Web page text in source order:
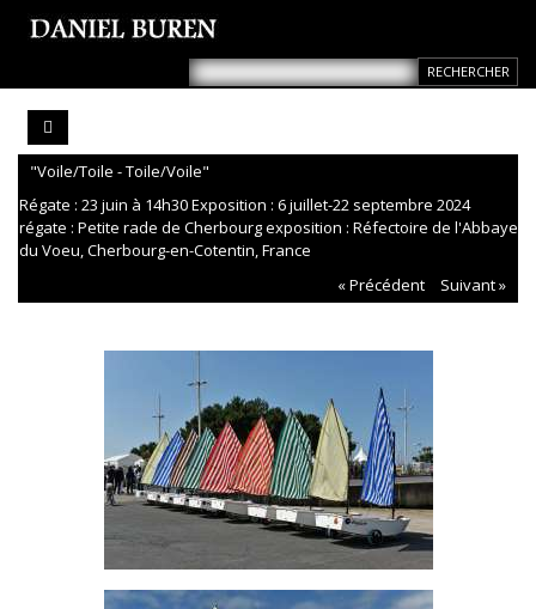
"Voile/Toile - Toile/Voile"
Régate : 23 juin à 14h30 Exposition : 6 juillet-22 septembre 2024
régate : Petite rade de Cherbourg exposition : Réfectoire de l'Abbaye
du Voeu, Cherbourg-en-Cotentin, France
« Précédent
Suivant »